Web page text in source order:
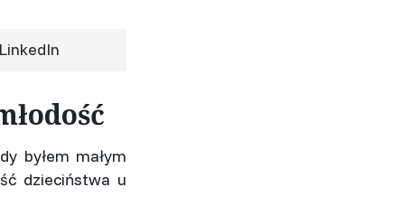
LinkedIn
byłem małym
dzieciństwa u